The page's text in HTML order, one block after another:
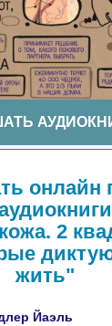
онлайн
2
жить"
Йаэль